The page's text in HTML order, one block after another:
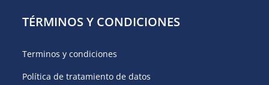
TÉRMINOS Y CONDICIONES
Terminos y condiciones
Política de tratamiento de datos